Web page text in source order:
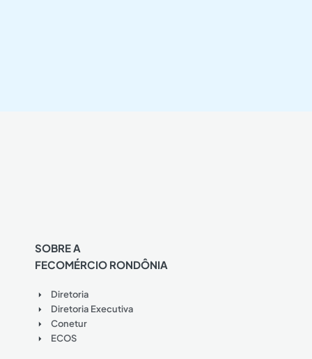
SOBRE A
FECOMÉRCIO RONDÔNIA
Diretoria
Diretoria Executiva
Conetur
ECOS